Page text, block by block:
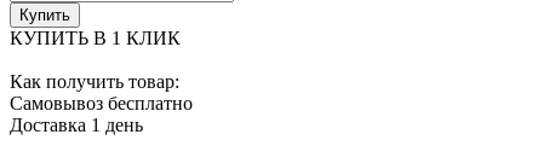
Купить
КУПИТЬ В 1 КЛИК
Как получить товар:
Самовывоз бесплатно
Доставка 1 день